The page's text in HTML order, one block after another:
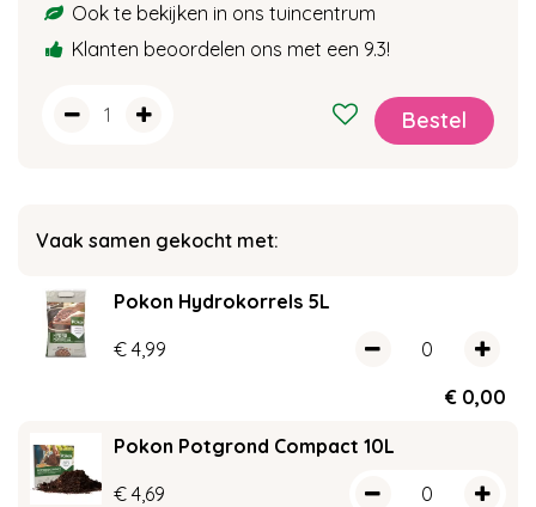
Ook te bekijken in ons tuincentrum
Klanten beoordelen ons met een 9.3!
Vaak samen gekocht met:
Pokon Hydrokorrels 5L
€ 4, 99
€ 0,00
Pokon Potgrond Compact 10L
€ 4, 69